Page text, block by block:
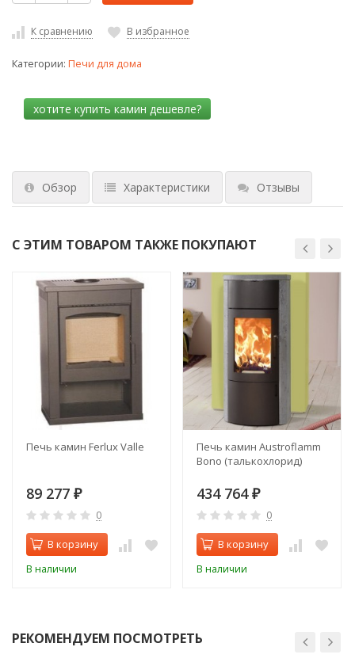
К сравнению В избранное
Категории: Печи для дома
Обзор Характеристики Отзывы
С ЭТИМ ТОВАРОМ ТАКЖЕ ПОКУПАЮТ
Печь камин Ferlux Valle
89 277 ₽
0
В корзину
В наличии
Печь камин Austroflamm
Bono (талькохлорид)
434 764 ₽
0
В корзину
В наличии
РЕКОМЕНДУЕМ ПОСМОТРЕТЬ